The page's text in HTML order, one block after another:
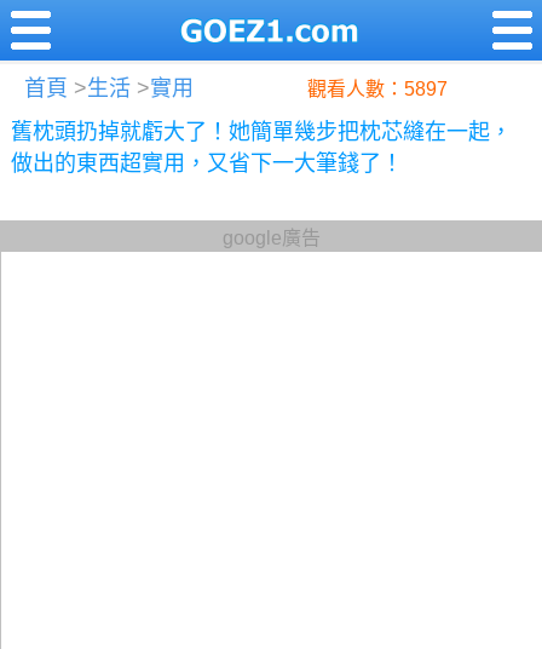
首頁 >生活 >實用 觀看人數：5897
舊枕頭扔掉就虧大了！她簡單幾步把枕芯縫在一起，
做出的東西超實用，又省下一大筆錢了！
google廣告